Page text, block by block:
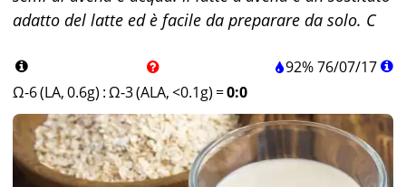
adatto del latte ed è facile da preparare da solo. C
92%76/07/17
Ω-6 (LA, 0.6g) :Ω-3 (ALA, <0.1g) =0:0